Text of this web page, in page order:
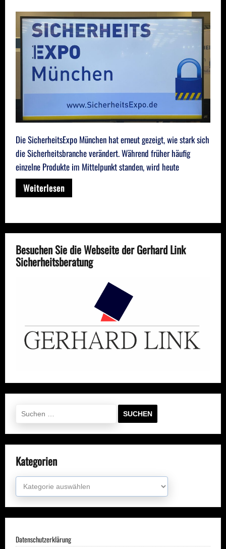
Die SicherheitsExpo München hat erneut gezeigt, wie stark sich
die Sicherheitsbranche verändert. Während früher häufig
einzelne Produkte im Mittelpunkt standen, wird heute
Weiterlesen
Besuchen Sie die Webseite der Gerhard Link
Sicherheitsberatung
nach:
Kategorien
Kategorien
Datenschutzerklärung